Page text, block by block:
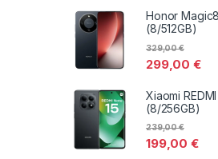
Honor
(8/512GB)
299,00€
329,00€
Xiaomi
(8/256GB)
199,00€
239,00€